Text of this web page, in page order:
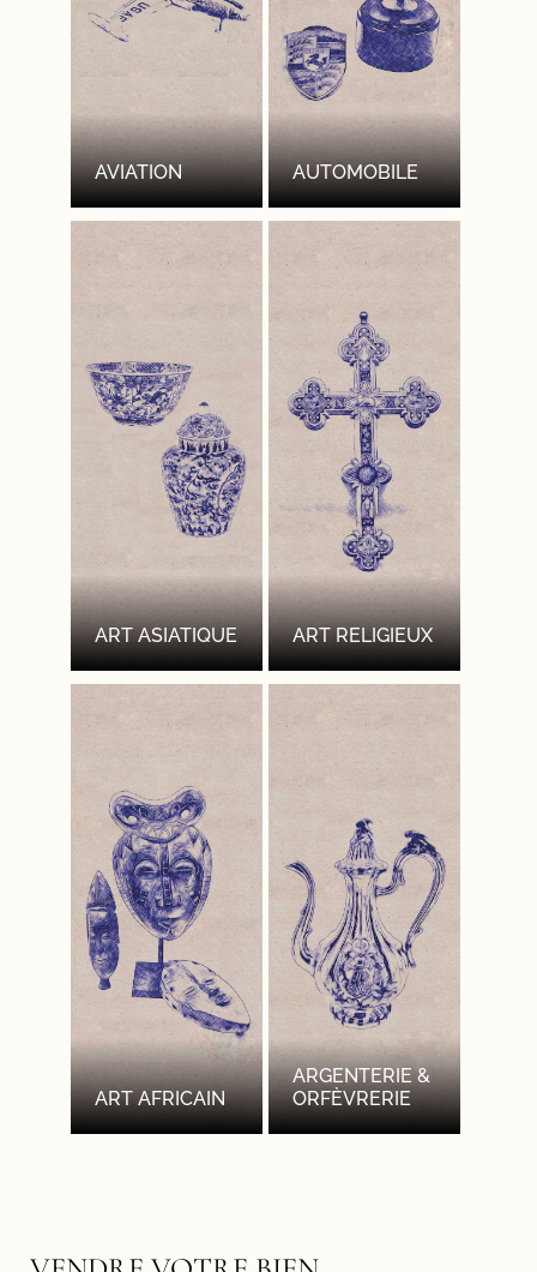
AVIATION AUTOMOBILE
ART ASIATIQUE ART RELIGIEUX
ART AFRICAIN
ARGENTERIE &
ORFÈVRERIE